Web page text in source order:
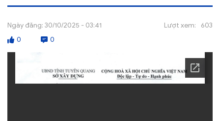
NGHIÊN CỨU
ẤN PHẨM
Ngày đăng: 30/10/2025 - 03:41 Lượt xem:
603
0
0